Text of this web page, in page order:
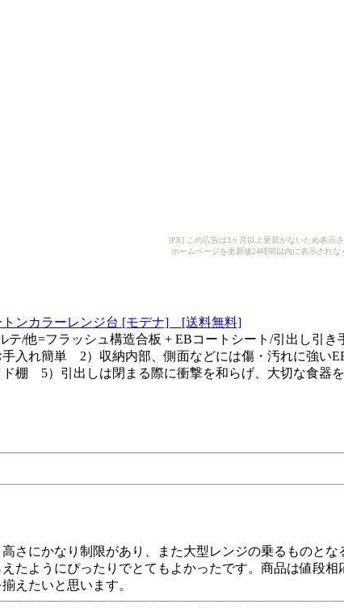
[PR] この広告は3ヶ月以上更新がないため表示さ
ホームページを更新後24時間以内に表示されな
トンカラーレンジ台 [モデナ] [送料無料]
テ/他=フラッシュ構造合板 + EBコートシート/引出し引
手入れ簡単 2）収納内部、側面などには傷・汚れに強
棚 5）引出しは閉まる際に衝撃を和らげ、大切な食
さにかなり制限があり、また大型レンジの乗るものと
たようにぴったりでとてもよかったです。商品は値段
えたいと思います。